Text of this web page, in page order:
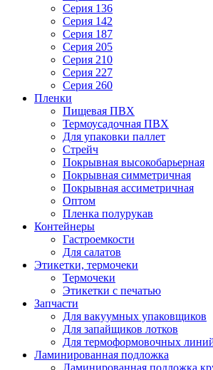
Серия 136
Серия 142
Серия 187
Серия 205
Серия 210
Серия 227
Серия 260
Пленки
Пищевая ПВХ
Термоусадочная ПВХ
Для упаковки паллет
Стрейч
Покрывная высокобарьерная
Покрывная симметричная
Покрывная ассиметричная
Оптом
Пленка полурукав
Контейнеры
Гастроемкости
Для салатов
Этикетки, термочеки
Термочеки
Этикетки с печатью
Запчасти
Для вакуумных упаковщиков
Для запайщиков лотков
Для термоформовочных
Ламинированная подложка
Ламинированная подложка